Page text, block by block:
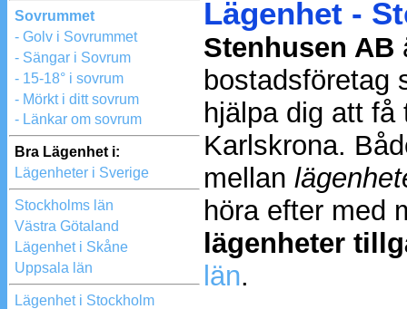
Sovrummet
- Golv i Sovrummet
- Sängar i Sovrum
- 15-18° i sovrum
- Mörkt i ditt sovrum
- Länkar om sovrum
Bra Lägenhet i:
Lägenheter i Sverige
Stockholms län
Västra Götaland
Lägenhet i Skåne
Uppsala län
Lägenhet i Stockholm
Lägenhet -
Stenhusen AB
bostadsföretag
hjälpa dig att
Karlskrona.
mellan
höra efter med
lägenheter
län.